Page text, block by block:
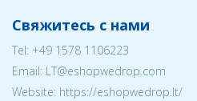
Свяжитесь с нами
Tel: +49 1578 1106223
Email: LT@eshopwedrop.com
Website: https://eshopwedrop.lt/